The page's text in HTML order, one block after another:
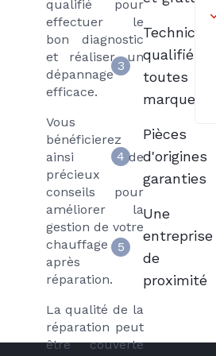
qualifié pour
effectuer le
bon diagnostic
et réaliser un
dépannage
efficace.
Vous
bénéficierez
ainsi de
précieux
conseils pour
améliorer la
gestion de votre
chauffage
après
réparation.
La qualité de la
réparation peut
être couverte
3
Techniciens
qualifiés
toutes
marques
4
Pièces
d'origines
garanties
5
Une
entreprise
de
proximité